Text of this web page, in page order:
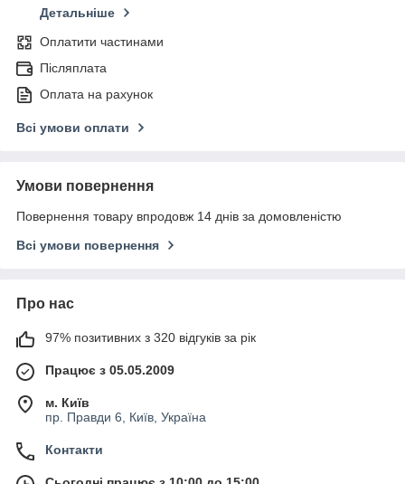
Детальніше
Оплатити частинами
Післяплата
Оплата на рахунок
Всі умови оплати
Умови повернення
Повернення товару впродовж 14 днів за домовленістю
Всі умови повернення
Про нас
97% позитивних з 320 відгуків за рік
Працює з 05.05.2009
м. Київ
пр. Правди 6, Київ, Україна
Контакти